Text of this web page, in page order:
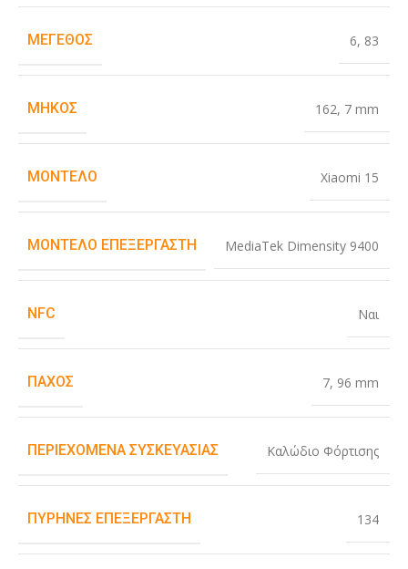
ΜΈΓΕΘΟΣ 6, 83
ΜΉΚΟΣ 162, 7 mm
ΜΟΝΤΈΛΟ Xiaomi 15
ΜΟΝΤΈΛΟ ΕΠΕΞΕΡΓΑΣΤΉ MediaTek Dimensity 9400
NFC Ναι
ΠΆΧΟΣ 7, 96 mm
ΠΕΡΙΕΧΌΜΕΝΑ ΣΥΣΚΕΥΑΣΊΑΣ Καλώδιο Φόρτισης
ΠΥΡΉΝΕΣ ΕΠΕΞΕΡΓΑΣΤΉ 134